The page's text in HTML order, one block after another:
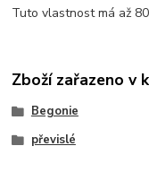
Tuto vlastnost má až
Zboží zařazeno v
Begonie
převislé